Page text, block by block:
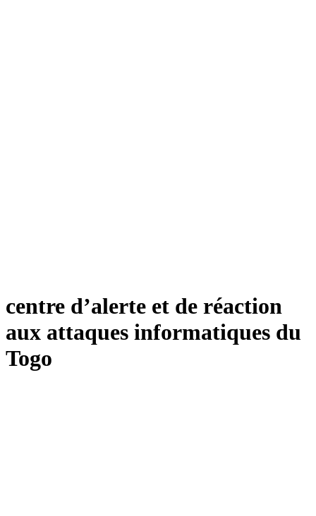
centre d’alerte et de réaction
aux attaques informatiques du
Togo